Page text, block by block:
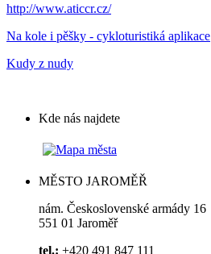
http://www.aticcr.cz/
Na kole i pěšky - cykloturistiká aplikace
Kudy z nudy
Kde nás najdete
MĚSTO JAROMĚŘ
nám. Československé armády 16
551 01 Jaroměř
tel.: +420 491 847 111